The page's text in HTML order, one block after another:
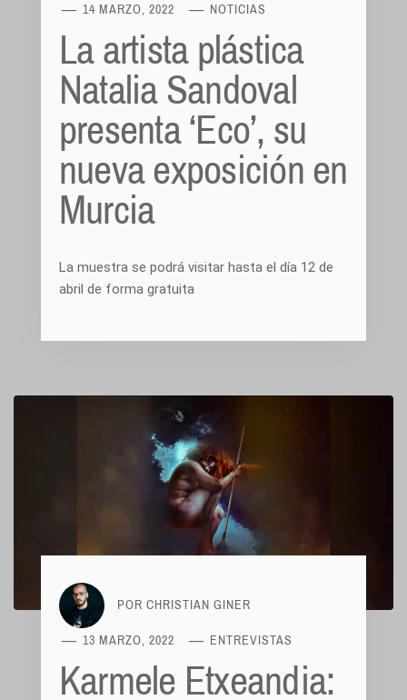
14 MARZO, 2022 NOTICIAS
La artista plástica
Natalia Sandoval
presenta ‘Eco’, su
nueva exposición en
Murcia
La muestra se podrá visitar hasta el día 12 de
abril de forma gratuita
POR CHRISTIAN GINER
13 MARZO, 2022 ENTREVISTAS
Karmele Etxeandia: